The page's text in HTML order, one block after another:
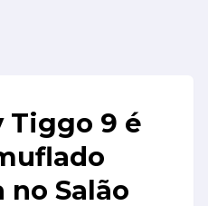
Tiggo 9 é
no Salão